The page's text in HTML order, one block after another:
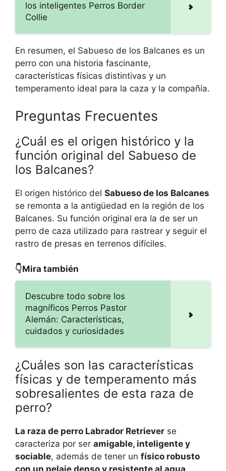
los inteligentes Perros Border
Collie
En resumen, el Sabueso de los Balcanes es un
perro con una historia fascinante,
características físicas distintivas y un
temperamento ideal para la caza y la compañía.
Preguntas Frecuentes
¿Cuál es el origen histórico y la
función original del Sabueso de
los Balcanes?
El origen histórico del Sabueso de los Balcanes
se remonta a la antigüedad en la región de los
Balcanes. Su función original era la de ser un
perro de caza utilizado para rastrear y seguir el
rastro de presas en terrenos difíciles.
👇Mira también
Descubre todo sobre los
magníficos Perros Pastor
Alemán: Características,
cuidados y curiosidades
¿Cuáles son las características
físicas y de temperamento más
sobresalientes de esta raza de
perro?
La raza de perro Labrador Retriever se
caracteriza por ser amigable, inteligente y
sociable, además de tener un físico robusto